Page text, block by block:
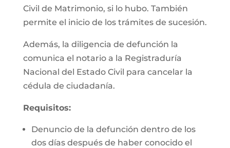
Civil de Matrimonio, si lo hubo. También
permite el inicio de los trámites de sucesión.
Además, la diligencia de defunción la
comunica el notario a la Registraduría
Nacional del Estado Civil para cancelar la
cédula de ciudadanía.
Requisitos:
Denuncio de la defunción dentro de los
dos días después de haber conocido el